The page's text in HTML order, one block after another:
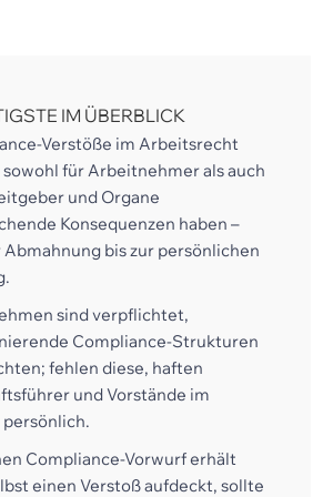
IM ÜBERBLICK
Verstöße im Arbeitsrecht
sowohl für Arbeitnehmer als auch
und Organe
Konsequenzen haben –
Abmahnung bis zur persönlichen
sind verpflichtet,
Compliance-Strukturen
fehlen diese, haften
und Vorstände im
Compliance-Vorwurf erhält
einen Verstoß aufdeckt, sollte